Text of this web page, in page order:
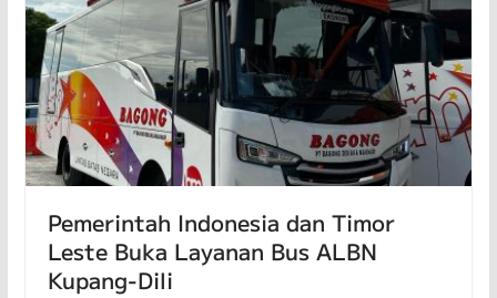
Pemerintah Indonesia dan Timor
Leste Buka Layanan Bus ALBN
Kupang-Dili